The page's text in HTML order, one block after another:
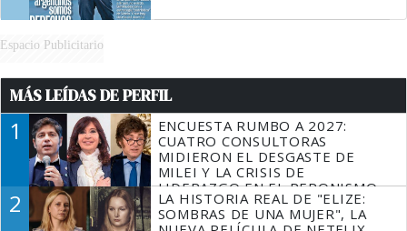
Espacio Publicitario
MÁS LEÍDAS DE PERFIL
1
ENCUESTA RUMBO A 2027:
CUATRO CONSULTORAS
MIDIERON EL DESGASTE DE
MILEI Y LA CRISIS DE
LIDERAZGO EN EL PERONISMO
2
LA HISTORIA REAL DE "ELIZE:
SOMBRAS DE UNA MUJER", LA